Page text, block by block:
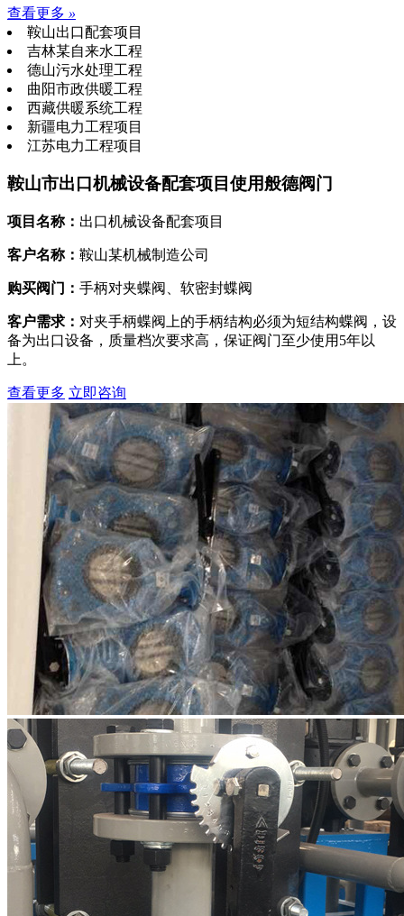
查看更多 »
鞍山出口配套项目
吉林某自来水工程
德山污水处理工程
曲阳市政供暖工程
西藏供暖系统工程
新疆电力工程项目
江苏电力工程项目
鞍山市出口机械设备配套项目使用般德阀门
项目名称： 出口机械设备配套项目
客户名称： 鞍山某机械制造公司
购买阀门： 手柄对夹蝶阀、软密封蝶阀
客户需求： 对夹手柄蝶阀上的手柄结构必须为短结构蝶阀，设
备为出口设备，质量档次要求高，保证阀门至少使用5年以
上。
查看更多 立即咨询